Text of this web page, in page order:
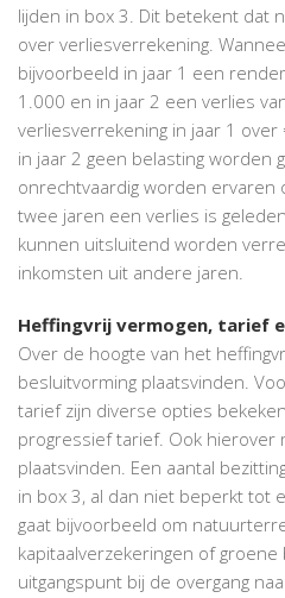
lijden in box 3. Dit betekent dat
over verliesverrekening.
bijvoorbeeld in jaar 1 een
1.000 en in jaar 2 een verlies
verliesverrekening in jaar 1
in jaar 2 geen belasting worden
onrechtvaardig worden ervaren
twee jaren een verlies is
kunnen uitsluitend worden
inkomsten uit andere jaren.
Heffingvrij vermogen, tarief
Over de hoogte van het
besluitvorming plaatsvinden.
tarief zijn diverse opties
progressief tarief. Ook hierover
plaatsvinden. Een aantal
in box 3, al dan niet beperkt tot
gaat bijvoorbeeld om
kapitaalverzekeringen of groene
uitgangspunt bij de overgang